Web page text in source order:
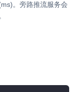
。旁路推流服务会